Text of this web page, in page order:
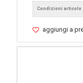
Condizioni articolo
aggiungi a